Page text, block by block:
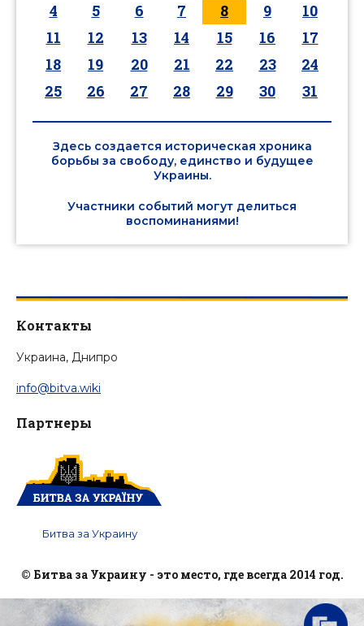
4
5 6 7 8 9
10
11
12 13 14 15 16
17
18
19 20 21 22 23
24
25
26 27 28 29 30 31
Здесь создается историческая хроника
борьбы за свободу, единство и будущее
Украины.
Участники событий могут делиться
воспоминаниями!
Контакты
Украина, Днипро
info@bitva.wiki
Партнеры
Битва за Украину
© Битва за Украину - это место, где всегда 2014 год.